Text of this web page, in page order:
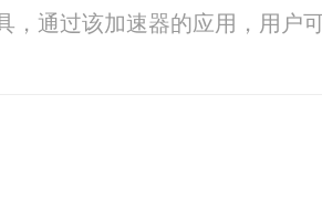
通过该加速器的应用，用